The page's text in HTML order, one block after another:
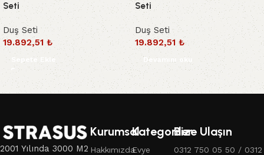
Seti
Duş Seti
19.892,51 ₺
Sepete Ekle
Seti
Duş Seti
19.892,51 ₺
Devamını oku
Read More
2001 Yılında 3000 M2
Kurumsal
Hakkımızda
Kategoriler
Evye
Bize Ulaşın
0312 750 05 50 / 0312